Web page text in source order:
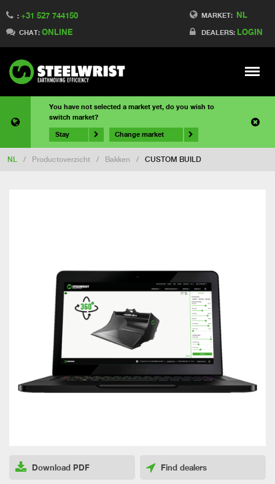
MARKET: NL
DEALERS: LOGIN
: +31 527 744150
CHAT: ONLINE
Meny
You have not selected a market yet, do you wish to
switch market?
Stay Change market
NL / Productoverzicht / Bakken / CUSTOM BUILD
Download PDF Find dealers